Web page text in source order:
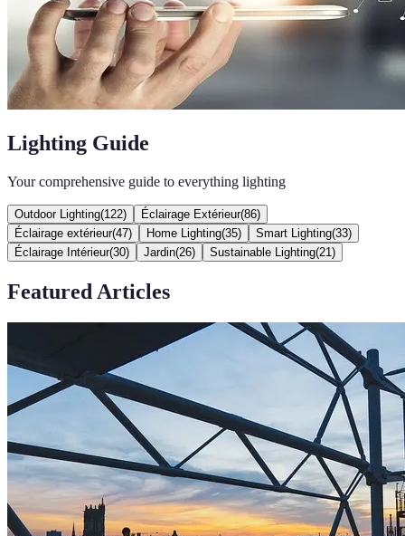
Lighting Guide
Your comprehensive guide to everything lighting
Outdoor Lighting(122) Éclairage Extérieur(86)
Éclairage extérieur(47) Home Lighting(35) Smart Lighting(33)
Éclairage Intérieur(30) Jardin(26) Sustainable Lighting(21 )
Featured Articles